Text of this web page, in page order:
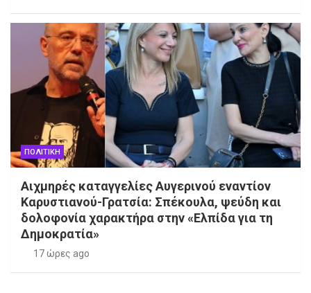
ΠΟΛΙΤΙΚΗ
Αιχμηρές καταγγελίες Αυγερινού εναντίον
Καρυστιανού-Γρατσία: Σπέκουλα, ψεύδη και
δολοφονία χαρακτήρα στην «Ελπίδα για τη
Δημοκρατία»
17 ώρες ago